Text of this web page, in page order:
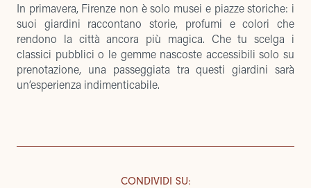
In primavera, Firenze non è solo musei e piazze storiche: i
suoi giardini raccontano storie, profumi e colori che
rendono la città ancora più magica. Che tu scelga i
classici pubblici o le gemme nascoste accessibili solo su
prenotazione, una passeggiata tra questi giardini sarà
un’esperienza indimenticabile.
CONDIVIDI SU: